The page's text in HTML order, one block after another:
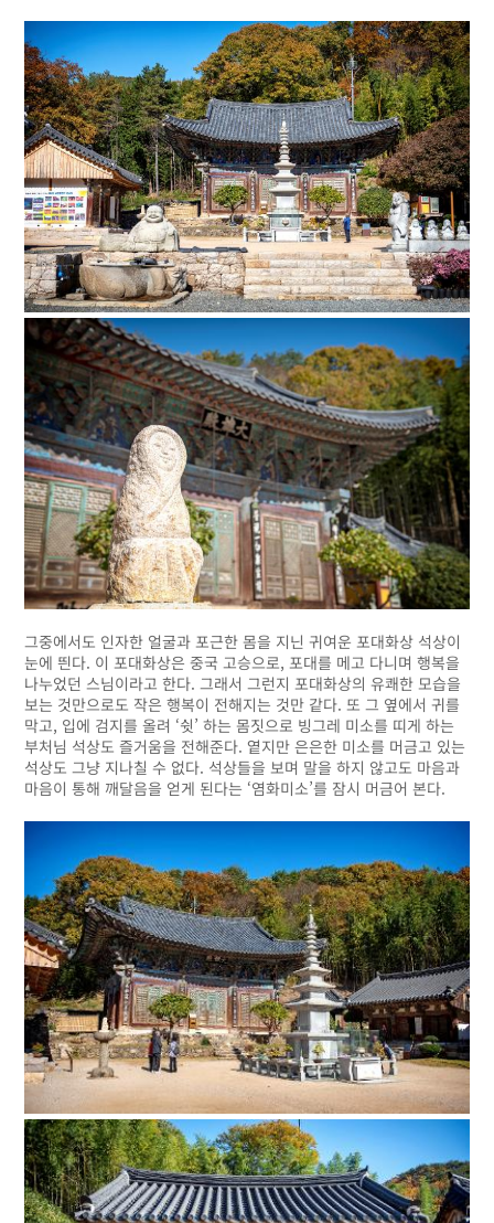
그중에서도 인자한 얼굴과 포근한 몸을 지닌 귀여운 포대화상 석상이
눈에 띈다. 이 포대화상은 중국 고승으로, 포대를 메고 다니며 행복을
나누었던 스님이라고 한다. 그래서 그런지 포대화상의 유쾌한 모습을
보는 것만으로도 작은 행복이 전해지는 것만 같다. 또 그 옆에서 귀를
막고, 입에 검지를 올려 ‘쉿’ 하는 몸짓으로 빙그레 미소를 띠게 하는
부처님 석상도 즐거움을 전해준다. 옅지만 은은한 미소를 머금고 있는
석상도 그냥 지나칠 수 없다. 석상들을 보며 말을 하지 않고도 마음과
마음이 통해 깨달음을 얻게 된다는 ‘염화미소’를 잠시 머금어 본다.